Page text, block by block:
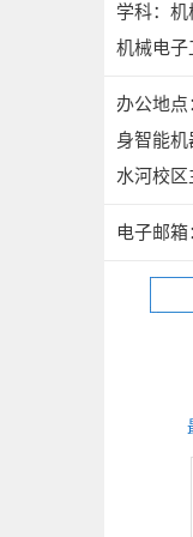
学科：
机械电子
办公地点
身智能
水河校区
电子邮箱